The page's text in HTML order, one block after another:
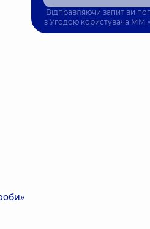
Відправляючи запит ви
з Угодою користувача ММ